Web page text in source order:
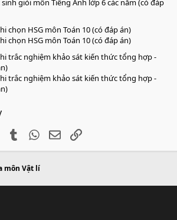
giỏi môn Tiếng Anh lớp 6 các năm (có đáp
chọn HSG môn Toán 10 (có đáp án)
chọn HSG môn Toán 10 (có đáp án)
trắc nghiệm khảo sát kiến thức tổng hợp -
trắc nghiệm khảo sát kiến thức tổng hợp -
PinterestTumblr WhatsApp
EmailLink
môn Vật lí